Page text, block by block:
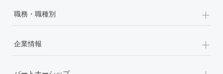
給与, 賃金は詐欺の特に魅力的な標的です。多額の資金がシステ
職務・職種別 +
企業情報 +